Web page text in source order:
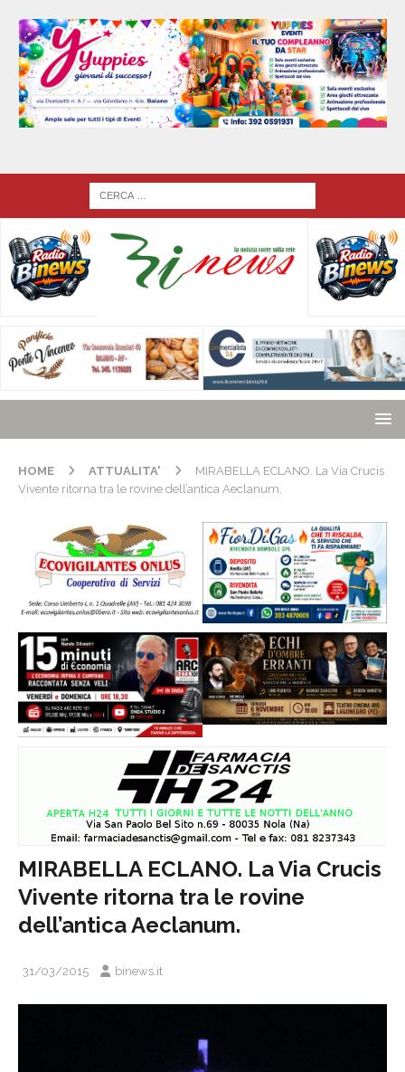
HOME ATTUALITA'
MIRABELLA ECLANO. La Via Crucis
Vivente ritorna tra le rovine dell’antica Aeclanum.
MIRABELLA ECLANO. La Via Crucis
Vivente ritorna tra le rovine
dell’antica Aeclanum.
31/03/2015 binews.it